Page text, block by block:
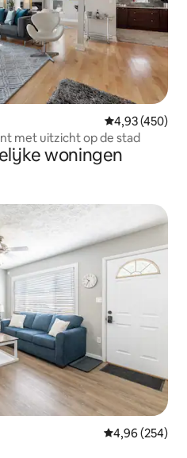
Gemiddelde
4,93 (450)
met uitzicht op de stad
woningen
Gemiddelde
4,96 (254)